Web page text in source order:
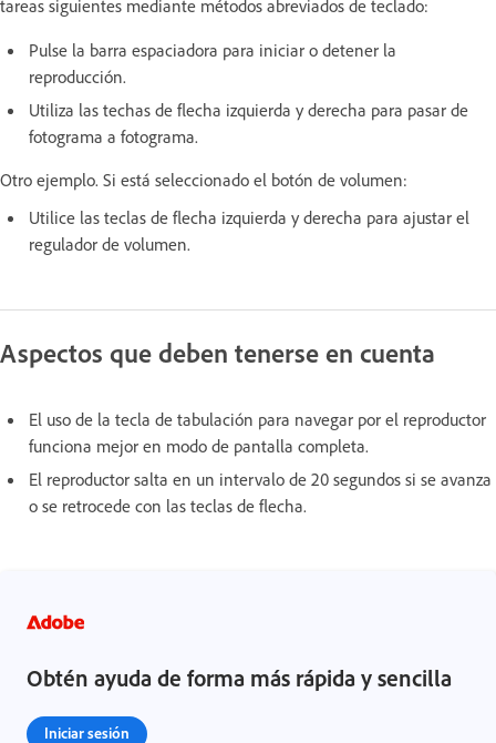
tareas siguientes mediante métodos abreviados de teclado:
Pulse la barra espaciadora para iniciar o detener la
reproducción.
Utiliza las techas de flecha izquierda y derecha para pasar de
fotograma a fotograma.
Otro ejemplo. Si está seleccionado el botón de volumen:
Utilice las teclas de flecha izquierda y derecha para ajustar el
regulador de volumen.
Aspectos que deben tenerse en cuenta
El uso de la tecla de tabulación para navegar por el reproductor
funciona mejor en modo de pantalla completa.
El reproductor salta en un intervalo de 20 segundos si se avanza
o se retrocede con las teclas de flecha.
Obtén ayuda de forma más rápida y sencilla
Iniciar sesión